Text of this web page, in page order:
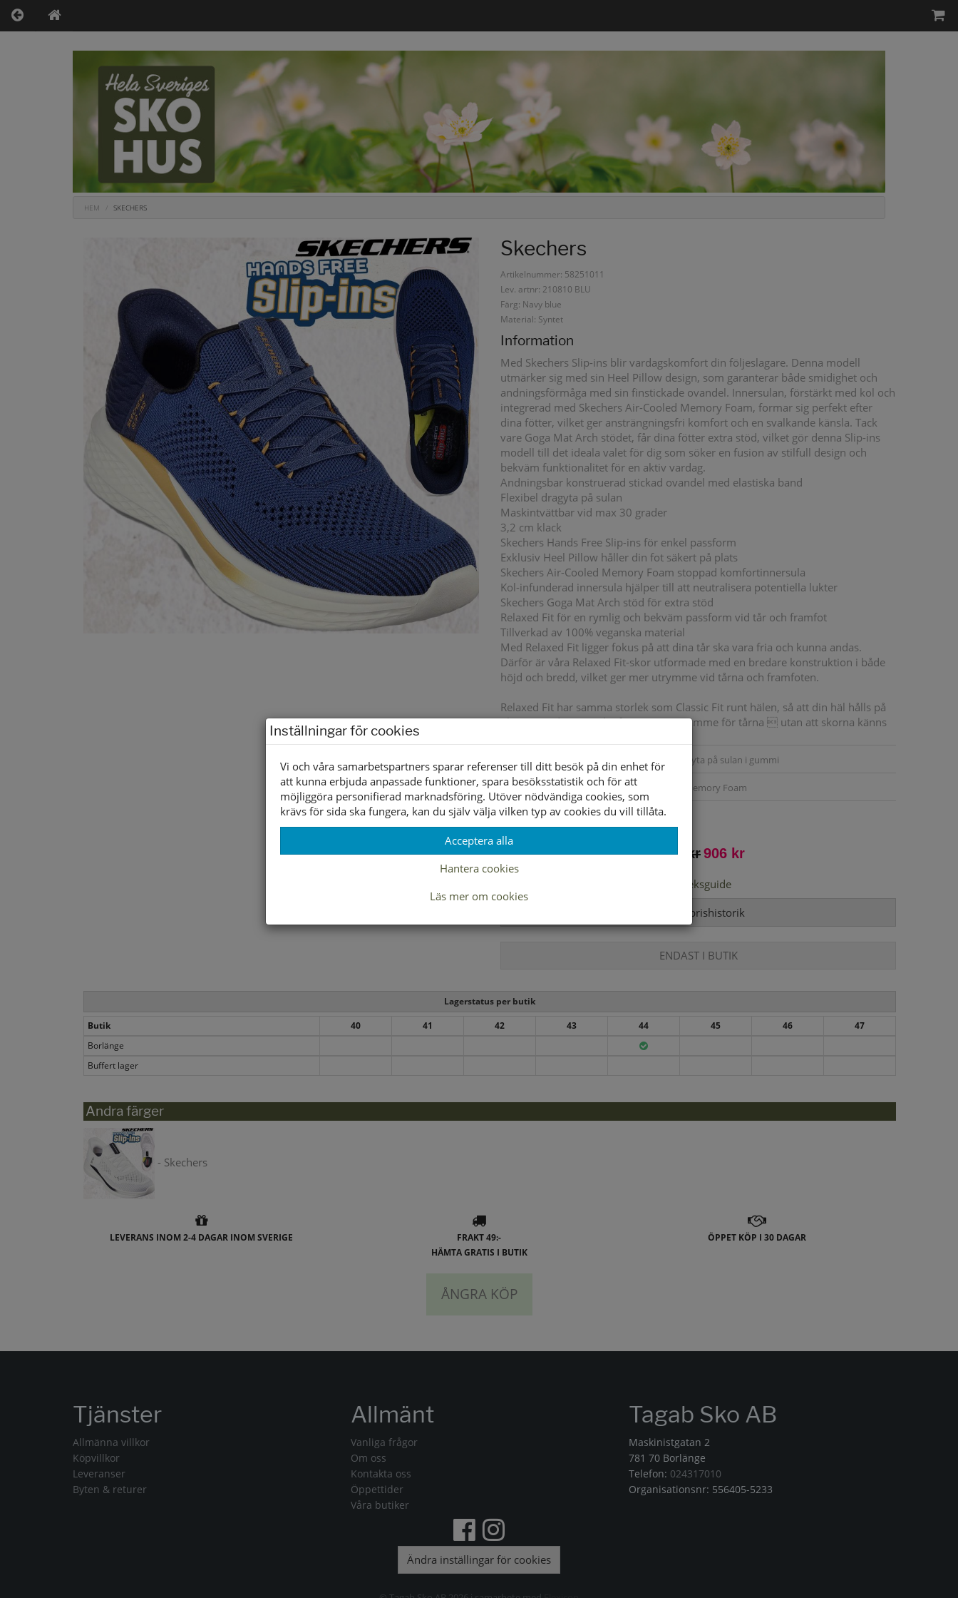
HEM SKECHERS
Skechers
Artikelnummer: 58251011
Lev. artnr: 210810 BLU
Färg: Navy blue
Material: Syntet
Information
Med Skechers Slip-ins blir vardagskomfort din följeslagare. Denna modell
utmärker sig med sin Heel Pillow design, som garanterar både smidighet och
andningsförmåga med sin finstickade ovandel. Innersulan, förstärkt med kol och
integrerad med Skechers Air-Cooled Memory Foam, formar sig perfekt efter
dina fötter, vilket ger ansträngningsfri komfort och en svalkande känsla. Tack
vare Goga Mat Arch stödet, får dina fötter extra stöd, vilket gör denna Slip-ins
modell till det ideala valet för dig som söker en fusion av stilfull design och
bekväm funktionalitet för en aktiv vardag.
Andningsbar konstruerad stickad ovandel med elastiska band
Flexibel dragyta på sulan
Maskintvättbar vid max 30 grader
3,2 cm klack
Skechers Hands Free Slip-ins för enkel passform
Exklusiv Heel Pillow håller din fot säkert på plats
Skechers Air-Cooled Memory Foam stoppad komfortinnersula
Kol-infunderad innersula hjälper till att neutralisera potentiella lukter
Skechers Goga Mat Arch stöd för extra stöd
Relaxed Fit för en rymlig och bekväm passform vid tår och framfot
Tillverkad av 100% veganska material
Med Relaxed Fit ligger fokus på att dina tår ska vara fria och kunna andas.
Därför är våra Relaxed Fit-skor utformade med en bredare konstruktion i både
höjd och bredd, vilket ger mer utrymme vid tårna och framfoten.
Relaxed Fit har samma storlek som Classic Fit runt hälen, så att din häl hålls på
plats samtidigt som det finns extra utrymme för tårna  utan att skorna känns
Yttersula material Flexibel dragyta på sulan i gummi
Innersula material Air-Cooled Memory Foam
Foder material Textil/Syntet
1295 kr906 kr
Storleksguide
Visa prishistorik
ENDAST I BUTIK
Lagerstatus per butik
Butik
40 41 42 43 44 45 46
47
Borlänge
Buffert lager
Andra färger
- Skechers
LEVERANS INOM 2-4 DAGAR INOM SVERIGE
FRAKT 49:-
HÄMTA GRATIS I BUTIK
ÖPPET KÖP I 30 DAGAR
ÅNGRA KÖP
Inställningar för cookies
Vi och våra samarbetspartners sparar referenser till ditt besök på din enhet för
att kunna erbjuda anpassade funktioner, spara besöksstatistik och för att
möjliggöra personifierad marknadsföring. Utöver nödvändiga cookies, som
krävs för sida ska fungera, kan du själv välja vilken typ av cookies du vill tillåta.
Acceptera alla
Hantera cookies
Läs mer om cookies
Tjänster
Allmänna villkor
Köpvillkor
Leveranser
Byten & returer
Allmänt
Vanliga frågor
Om oss
Kontakta oss
Öppettider
Våra butiker
Tagab Sko AB
Maskinistgatan 2
781 70 Borlänge
Telefon: 024317010
Organisationsnr: 556405-5233
Ändra inställingar för cookies